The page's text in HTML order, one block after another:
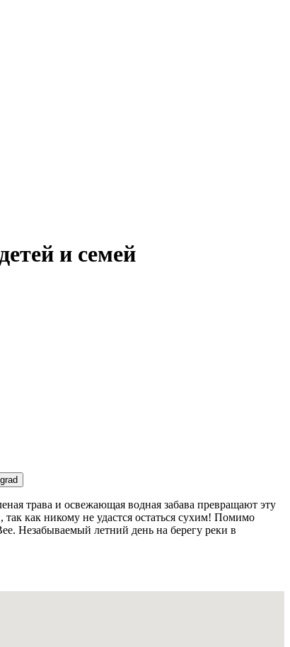
и семей
трава и освежающая водная забава превращают эту
как никому не удастся остаться сухим! Помимо
Незабываемый летний день на берегу реки в